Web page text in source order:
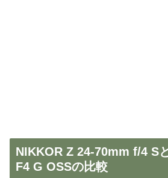
NIKKOR Z 24-70mm f/4 S
F4 G OSSの比較